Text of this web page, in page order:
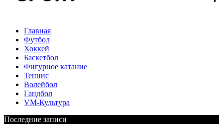
Главная
Футбол
Хоккей
Баскетбол
Фигурное катание
Теннис
Волейбол
Гандбол
VM-Культура
Последние записи